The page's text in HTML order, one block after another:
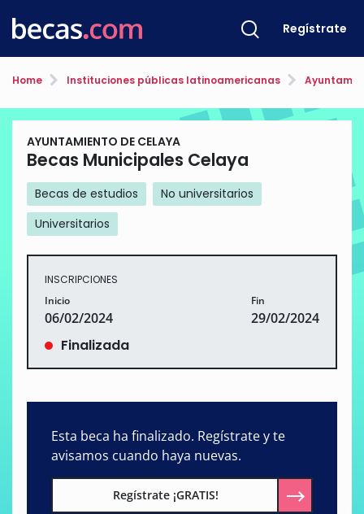
Regístrate
Home Instituciones públicas latinoamericanas
AYUNTAMIENTO DE CELAYA
Becas Municipales Celaya
Becas de estudios
No universitarios
Universitarios
INSCRIPCIONES
Inicio
06/02/2024
Fin
29/02/2024
Finalizada
Esta beca ha finalizado. Regístrate y te
avisamos cuando haya nuevas.
Regístrate ¡GRATIS!